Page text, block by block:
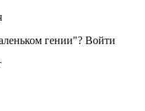
гении"? Войти